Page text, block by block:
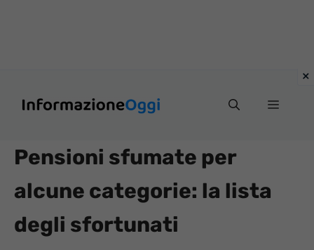
Menu
Pensioni sfumate per
alcune categorie: la lista
degli sfortunati